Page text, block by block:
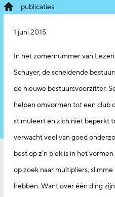
publicaties
1 juni 2015
In het zomernummer van
Schuyer, de scheidende
de nieuwe bestuursvoorzitter.
helpen omvormen tot een club
stimuleert en zich niet beperkt
verwacht veel van goed
best op z’n plek is in het
op zoek naar multipliers,
hebben. Want over één ding